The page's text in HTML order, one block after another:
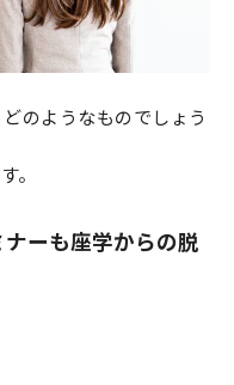
のようなものでしょう
。
ーも座学からの脱